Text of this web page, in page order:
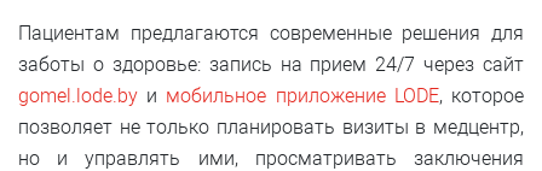
Пациентам предлагаются современные решения для
заботы о здоровье: запись на прием 24/7 через сайт
gomel.lode.by и мобильное приложение LODE, которое
позволяет не только планировать визиты в медцентр,
но и управлять ими, просматривать заключения